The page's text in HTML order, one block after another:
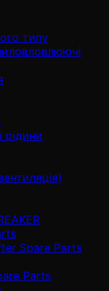
типу
рідини
Spare Parts
Parts